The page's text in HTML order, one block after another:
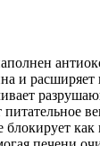
и
блокирует